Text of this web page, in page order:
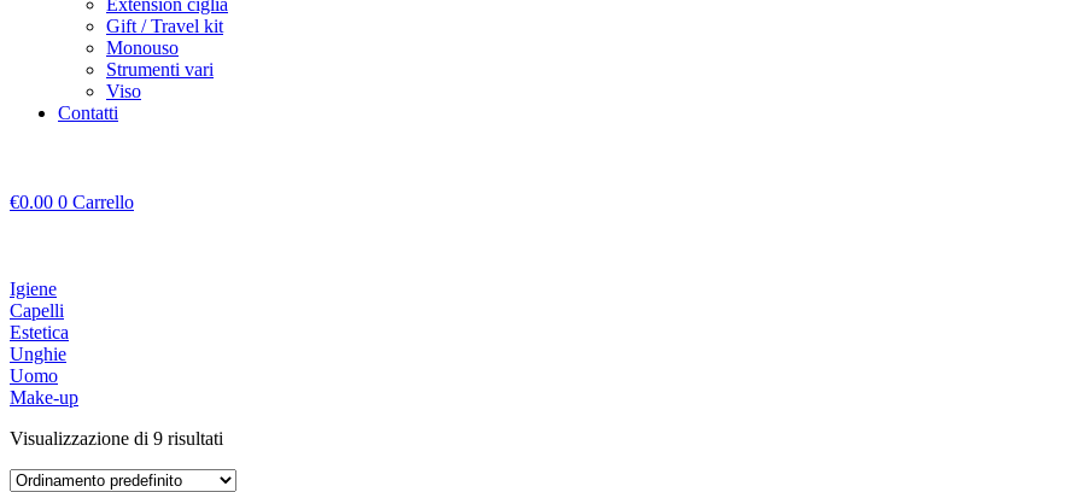
Gift / Travel kit
Monouso
Strumenti vari
Viso
Contatti
€0.00 0 Carrello
Igiene
Capelli
Estetica
Unghie
Uomo
Make-up
Visualizzazione di 9 risultati